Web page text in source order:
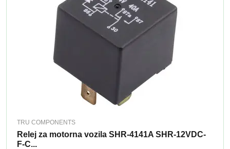
TRU COMPONENTS
Relej za motorna vozila SHR-4141A SHR-12VDC-
F-C...